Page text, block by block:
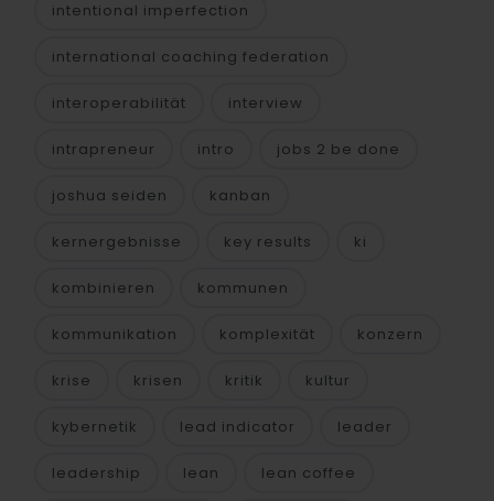
intentional imperfection
international coaching federation
interoperabilität interview
intrapreneur intro jobs 2 be done
joshua seiden kanban
kernergebnisse key results ki
kombinieren kommunen
kommunikation komplexität konzern
krise krisen kritik kultur
kybernetik lead indicator leader
leadership lean lean coffee